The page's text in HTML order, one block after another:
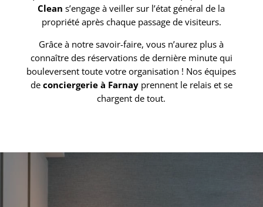
Clean s’engage à veiller sur l’état général de la
propriété après chaque passage de visiteurs.
Grâce à notre savoir-faire, vous n’aurez plus à
connaître des réservations de dernière minute qui
bouleversent toute votre organisation ! Nos équipes
de conciergerie à Farnayprennent le relais et se
chargent de tout.